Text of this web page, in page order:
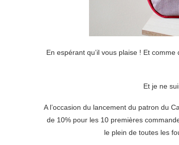
En espérant qu’il vous plaise ! Et
Et je ne
A l’occasion du lancement du patron du
de 10% pour les 10 premières
le plein de toutes les